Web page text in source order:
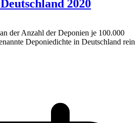
2020
der Anzahl der Deponien je 100.000
Deponiedichte in Deutschland rein